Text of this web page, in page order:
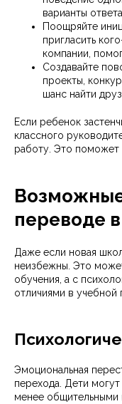
варианты ответа.
Поощряйте
пригласить
компании,
Создавайте
проекты,
шанс найти
Если ребенок
классного
работу. Это поможет
переводе
Даже если новая
неизбежны. Это
обучения, а с
отличиями в учебной
Эмоциональная
перехода. Дети могут
менее общительными